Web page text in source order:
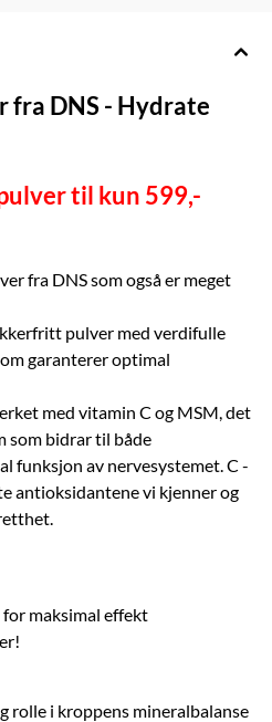
fra DNS - Hydrate
til kun 599,-
fra DNS som også er meget
pulver med verdifulle
garanterer optimal
med vitamin C og MSM, det
som bidrar til både
funksjon av nervesystemet. C -
antioksidantene vi kjenner og
maksimal effekt
rolle i kroppens mineralbalanse